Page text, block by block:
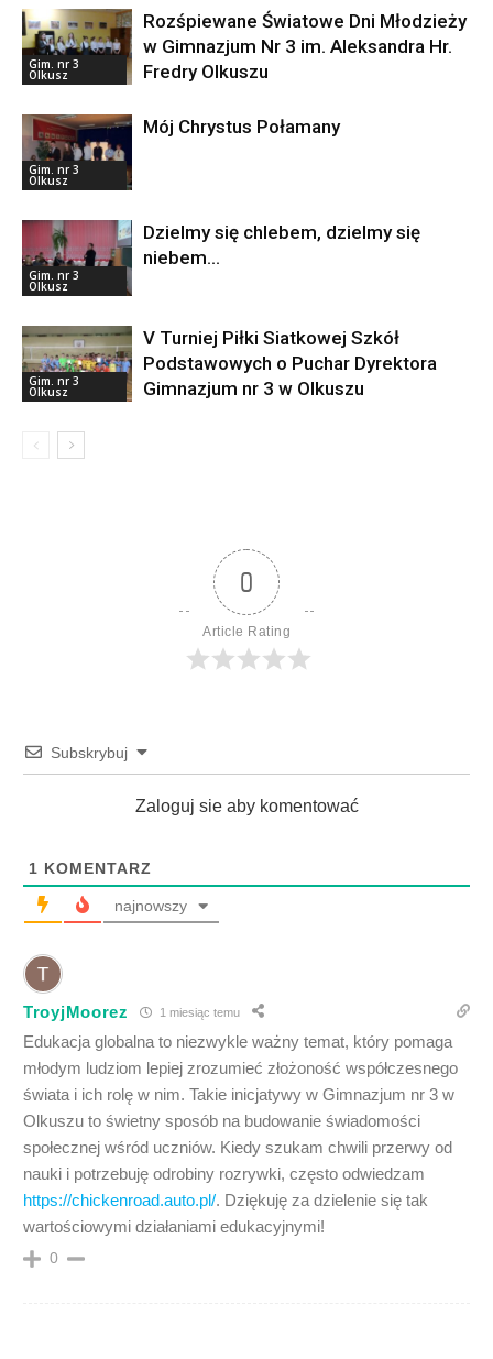
Gim. nr 3
Olkusz
Rozśpiewane Światowe Dni Młodzieży
w Gimnazjum Nr 3 im. Aleksandra Hr.
Fredry Olkuszu
Gim. nr 3
Olkusz
Mój Chrystus Połamany
Gim. nr 3
Olkusz
Dzielmy się chlebem, dzielmy się
niebem…
Gim. nr 3
Olkusz
V Turniej Piłki Siatkowej Szkół
Podstawowych o Puchar Dyrektora
Gimnazjum nr 3 w Olkuszu
0
Article Rating
Subskrybuj
Zaloguj sie aby komentować
1 KOMENTARZ
najnowszy
TroyjMoorez 1 miesiąc temu
Edukacja globalna to niezwykle ważny temat, który pomaga
młodym ludziom lepiej zrozumieć złożoność współczesnego
świata i ich rolę w nim. Takie inicjatywy w Gimnazjum nr 3 w
Olkuszu to świetny sposób na budowanie świadomości
społecznej wśród uczniów. Kiedy szukam chwili przerwy od
nauki i potrzebuję odrobiny rozrywki, często odwiedzam
https://chickenroad.auto.pl/. Dziękuję za dzielenie się tak
wartościowymi działaniami edukacyjnymi!
0